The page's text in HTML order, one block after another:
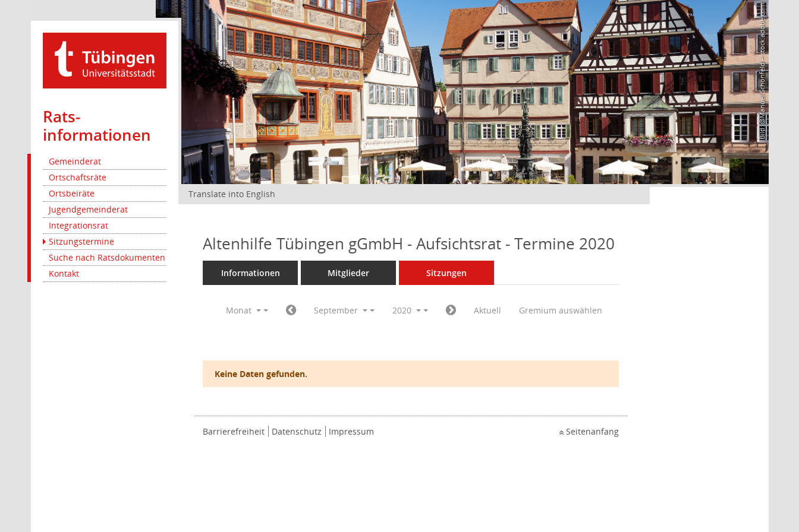
Rats­
informationen
Gemeinderat
Ortschaftsräte
Ortsbeiräte
Jugendgemeinderat
Integrationsrat
Sitzungstermine
Suche nach Ratsdokumenten
Kontakt
Bild: @Manuel Schönfeld – stock.adobe.com
Translate into English
Altenhilfe Tübingen gGmbH - Aufsichtsrat - Termine 2020
Informationen Mitglieder Sitzungen
Monat September 2020 Aktuell Gremium auswählen
Keine Daten gefunden.
Barrierefreiheit Datenschutz Impressum Seitenanfang